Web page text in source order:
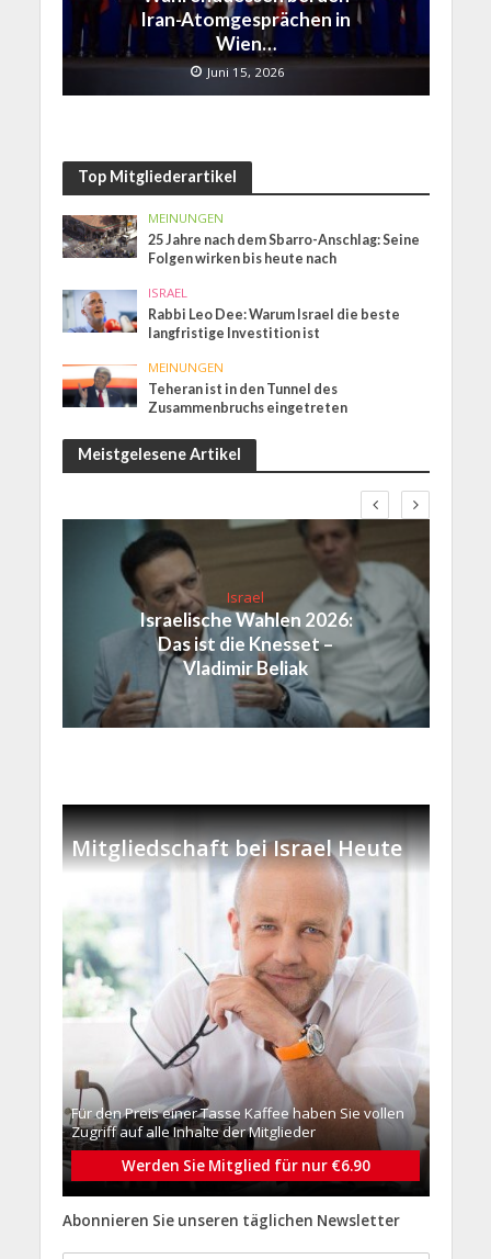
Iran-Atomgesprächen in
Wien…
Juni 15, 2026
Top Mitgliederartikel
MEINUNGEN
25 Jahre nach dem Sbarro-Anschlag: Seine
Folgen wirken bis heute nach
ISRAEL
Rabbi Leo Dee: Warum Israel die beste
langfristige Investition ist
MEINUNGEN
Teheran ist in den Tunnel des
Zusammenbruchs eingetreten
Meistgelesene Artikel
Israel
Israelische Wahlen 2026:
Das ist die Knesset –
Vladimir Beliak
Mitgliedschaft bei Israel Heute
Für den Preis einer Tasse Kaffee haben Sie vollen
Zugriff auf alle Inhalte der Mitglieder
Werden Sie Mitglied für nur €6.90
Abonnieren Sie unseren täglichen Newsletter